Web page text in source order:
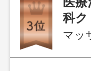
科ク
マッ